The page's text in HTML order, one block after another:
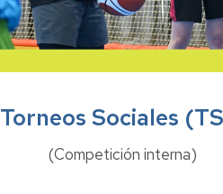
Torneos Sociales
(Competición interna)